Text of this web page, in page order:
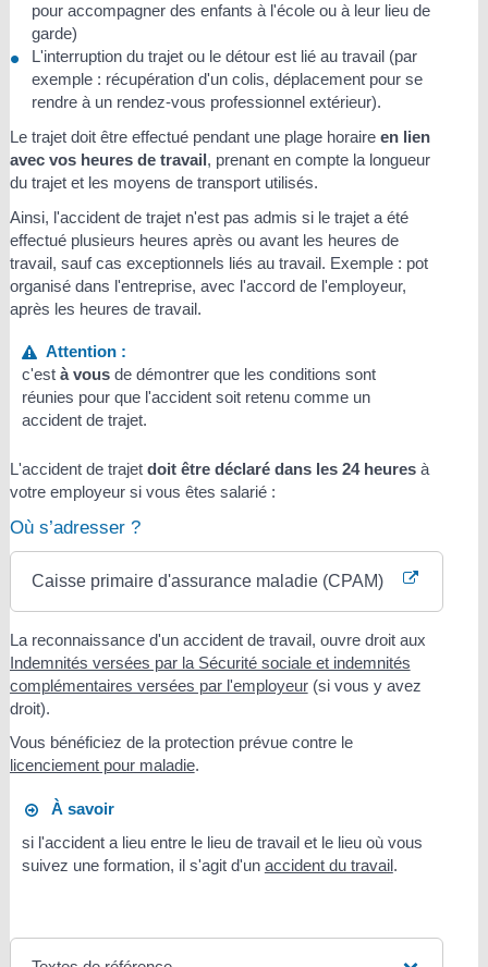
pour accompagner des enfants à l'école ou à leur lieu de
garde)
L'interruption du trajet ou le détour est lié au travail (par
exemple : récupération d'un colis, déplacement pour se
rendre à un rendez-vous professionnel extérieur).
Le trajet doit être effectué pendant une plage horaire en lien
avec vos heures de travail, prenant en compte la longueur
du trajet et les moyens de transport utilisés.
Ainsi, l'accident de trajet n'est pas admis si le trajet a été
effectué plusieurs heures après ou avant les heures de
travail, sauf cas exceptionnels liés au travail. Exemple : pot
organisé dans l'entreprise, avec l'accord de l'employeur,
après les heures de travail.
Attention :
c'est à vousde démontrer que les conditions sont
réunies pour que l'accident soit retenu comme un
accident de trajet.
L'accident de trajet doit être déclaré dans les 24 heuresà
votre employeur si vous êtes salarié :
Où s’adresser ?
Caisse primaire d'assurance maladie (CPAM)
La reconnaissance d'un accident de travail, ouvre droit aux
Indemnités versées par la Sécurité sociale et indemnités
complémentaires versées par l'employeur(si vous y avez
droit).
Vous bénéficiez de la protection prévue contre le
licenciement pour maladie.
À savoir
si l'accident a lieu entre le lieu de travail et le lieu où vous
suivez une formation, il s'agit d'un accident du travail.